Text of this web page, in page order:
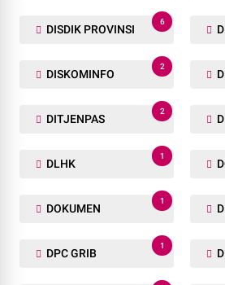
DISDIK PROVINSI
6
DISKOMINFO
2
DITJENPAS
2
DLHK
1
DOKUMEN
1
DPC GRIB
1